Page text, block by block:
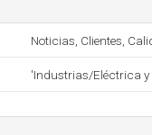
Noticias, Clientes,
'Industrias/Eléctrica y